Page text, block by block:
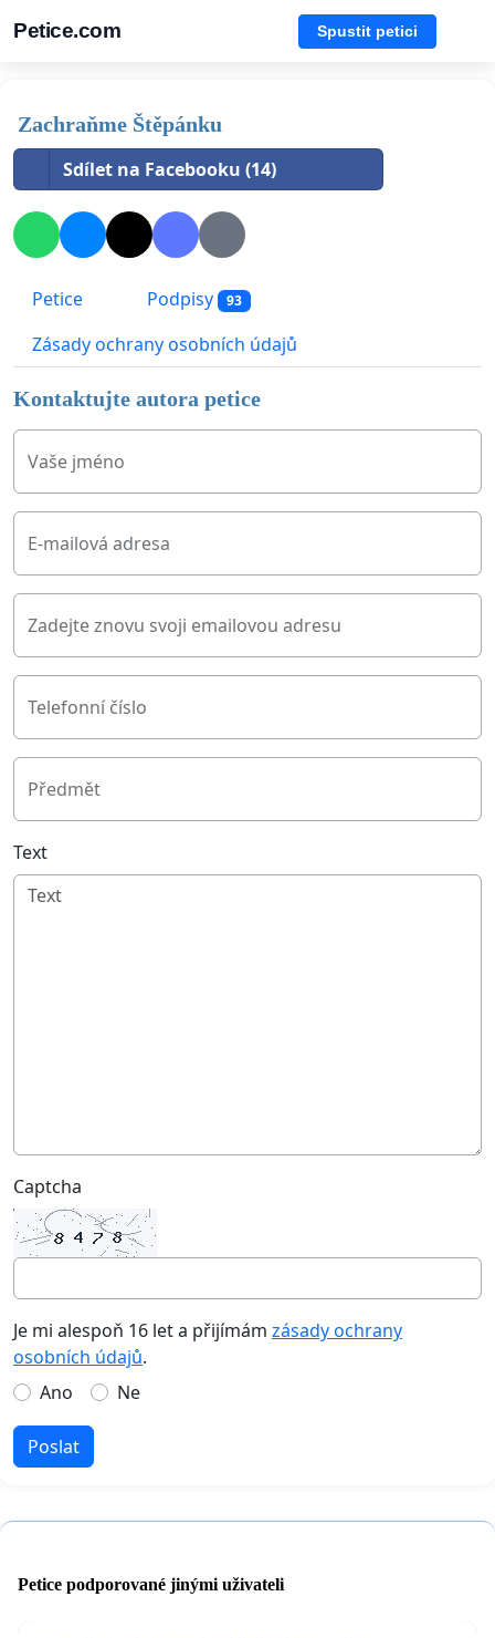
Petice.com Spustit petici
Zachraňme Štěpánku
Sdílet na Facebooku (14)
Petice Podpisy 93
Zásady ochrany osobních údajů
Kontaktujte autora petice
Vaše jméno
E-mailová adresa
Zadejte znovu svoji emailovou adresu
Telefonní číslo
Předmět
Text
Captcha
Je mi alespoň 16 let a přijímám zásady ochrany
osobních údajů.
Ano
Ne
Poslat
Petice podporované jinými uživateli